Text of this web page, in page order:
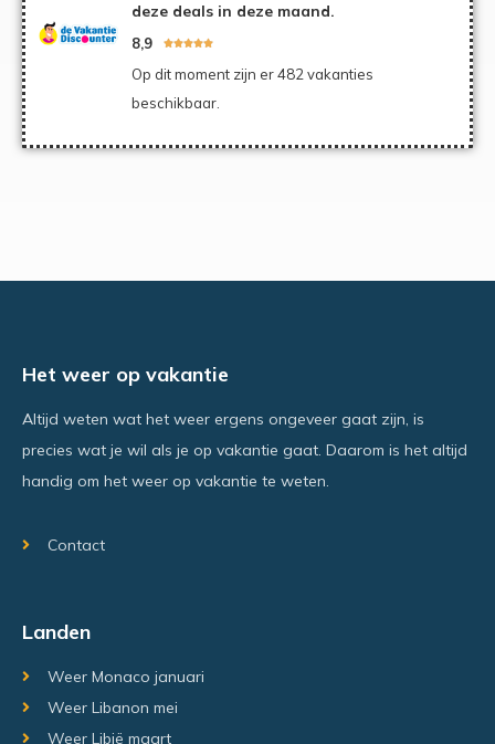
deze deals in deze maand.
8,9 
Op dit moment zijn er 482 vakanties
beschikbaar.
Het weer op vakantie
Altijd weten wat het weer ergens ongeveer gaat zijn, is
precies wat je wil als je op vakantie gaat. Daarom is het altijd
handig om het weer op vakantie te weten.
Contact
Landen
Weer Monaco januari
Weer Libanon mei
Weer Libië maart